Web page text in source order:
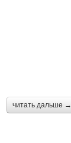
читать дальше →